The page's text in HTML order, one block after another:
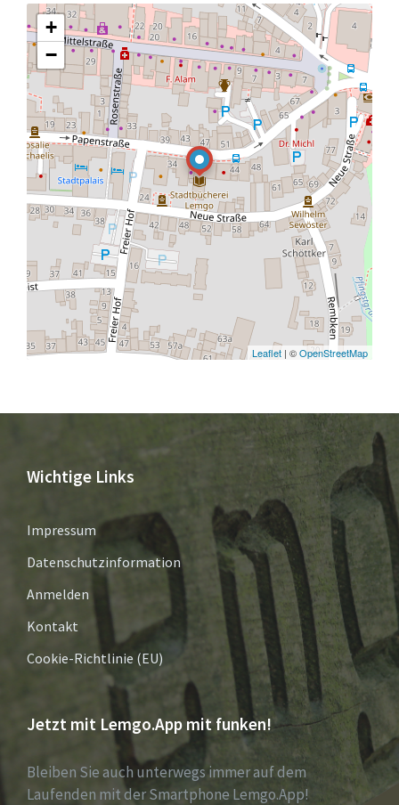
+
−
Leaflet | ©OpenStreetMap
Wichtige Links
Impressum
Datenschutzinformation
Anmelden
Kontakt
Cookie-Richtlinie (EU)
Jetzt mit Lemgo.App mit funken!
Bleiben Sie auch unterwegs immer auf dem
Laufenden mit der Smartphone Lemgo.App!